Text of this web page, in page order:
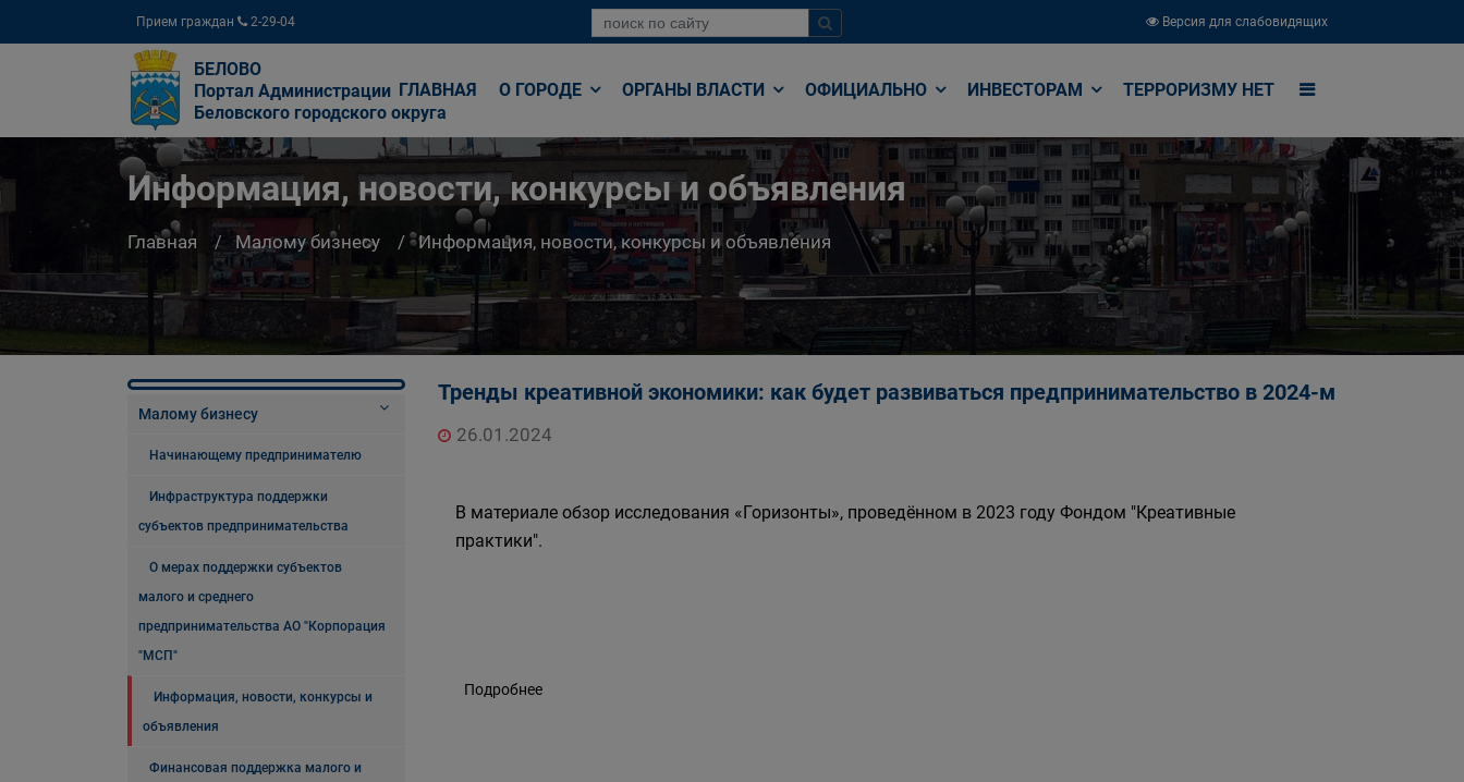
Прием граждан 2-29-04 Версия для слабовидящих
БЕЛОВО
Портал Администрации
Беловского городского округа
ГЛАВНАЯ О ГОРОДЕ ОРГАНЫ ВЛАСТИ ОФИЦИАЛЬНО ИНВЕСТОРАМ ТЕРРОРИЗМУ НЕТ
Информация, новости, конкурсы и объявления
Главная Малому бизнесу Информация, новости, конкурсы и объявления
Малому бизнесу
Начинающему предпринимателю
Инфраструктура поддержки
субъектов предпринимательства
О мерах поддержки субъектов
малого и среднего
предпринимательства АО "Корпорация
"МСП"
Информация, новости, конкурсы и
объявления
Финансовая поддержка малого и
Тренды креативной экономики: как будет развиваться предпринимательство в 2024-м
26.01.2024
В материале обзор исследования «Горизонты», проведённом в 2023 году Фондом "Креативные
практики".
Подробнее